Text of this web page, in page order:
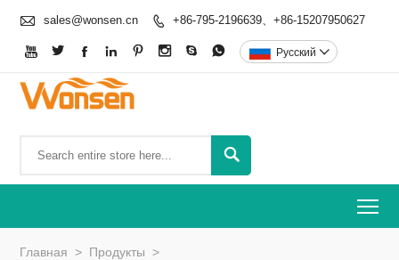
 sales@wonsen.cn  +86-795-2196639、+86-15207950627
        Pусский 

Главная > Продукты >